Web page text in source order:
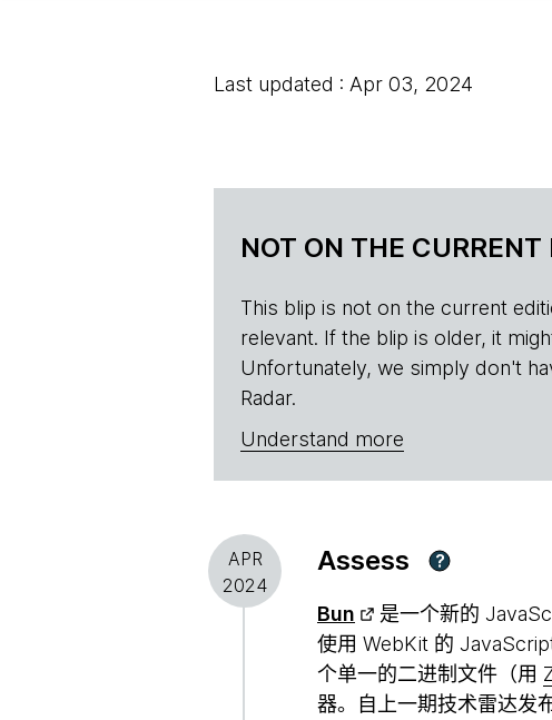
Last updated : Apr 03, 2024
NOT ON THE CURRENT
This blip is not on the current
relevant. If the blip is older, it
Unfortunately, we simply don't
Radar.
Understand more
APR
2024
Assess ?
Bun 是一个新的
使用 WebKit 的
个单一的二进制文件（用
器。自上一期技术雷达发